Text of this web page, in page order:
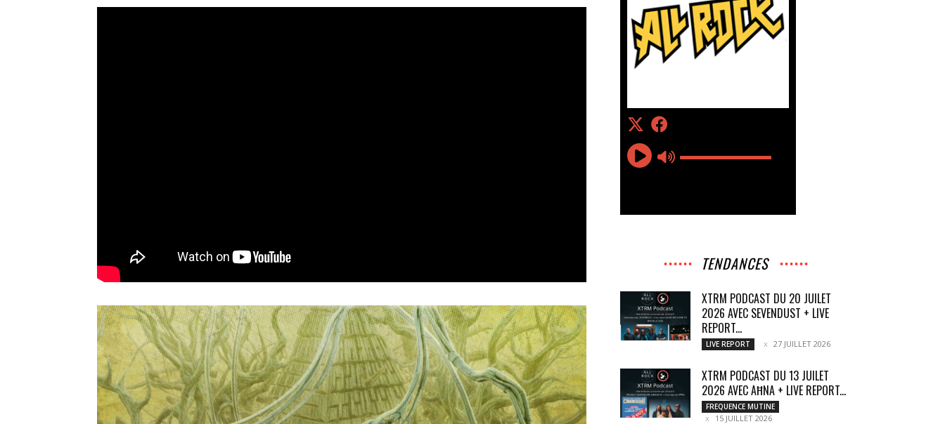
TENDANCES
XTRM PODCAST DU 20 JUILET
2026 AVEC SEVENDUST + LIVE
REPORT...
LIVE REPORT 27 JUILLET 2026
XTRM PODCAST DU 13 JUILET
2026 AVEC AĦNA + LIVE REPORT...
FREQUENCE MUTINE
15 JUILLET 2026